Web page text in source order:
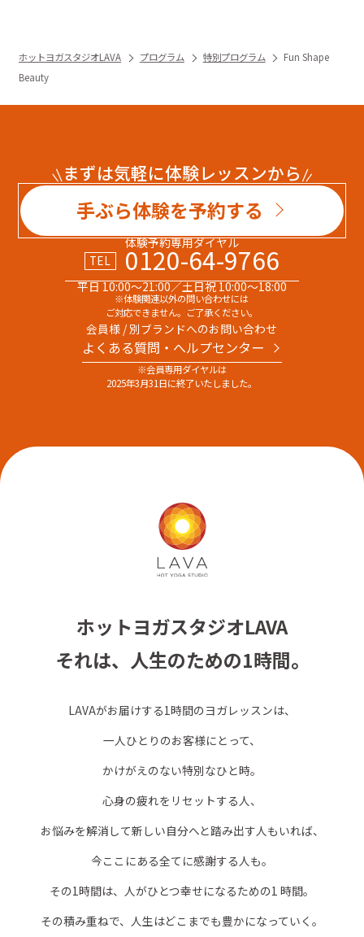
ホットヨガスタジオLAVA プログラム 特別プログラム
Fun Shape
Beauty
まずは気軽に体験レッスンから
手ぶら体験を予約する
体験予約専用ダイヤル
TEL
0120-64-9766
平日 10:00～21:00／土日祝 10:00～18:00
※体験関連以外の問い合わせには
ご対応できません。ご了承ください。
会員様 / 別ブランドへのお問い合わせ
よくある質問・へルプセンター
※会員専用ダイヤルは
2025年3月31日に終了いたしました。
ホットヨガスタジオLAVA
それは、人生のための1時間。
LAVAがお届けする1時間のヨガレッスンは、
一人ひとりのお客様にとって、
かけがえのない特別なひと時。
心身の疲れをリセットする人、
お悩みを解消して新しい自分へと踏み出す人もいれば、
今ここにある全てに感謝する人も。
その1時間は、人がひとつ幸せになるための1 時間。
その積み重ねで、人生はどこまでも豊かになっていく。